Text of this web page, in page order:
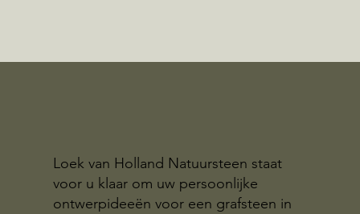
Loek van Holland Natuursteen staat
voor u klaar om uw persoonlijke
ontwerpideeën voor een grafsteen in